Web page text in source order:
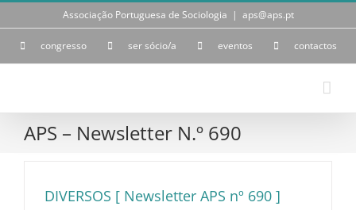
Skip
Associação Portuguesa de Sociologia | aps@aps.pt
congresso ser sócio/a eventos contactos
APS – Newsletter N.º 690
DIVERSOS [ Newsletter APS nº 690 ]